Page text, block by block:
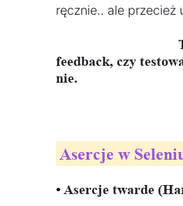
ręcznie.. ale przecież
feedback, czy
nie.
Asercje w
• Asercje twarde